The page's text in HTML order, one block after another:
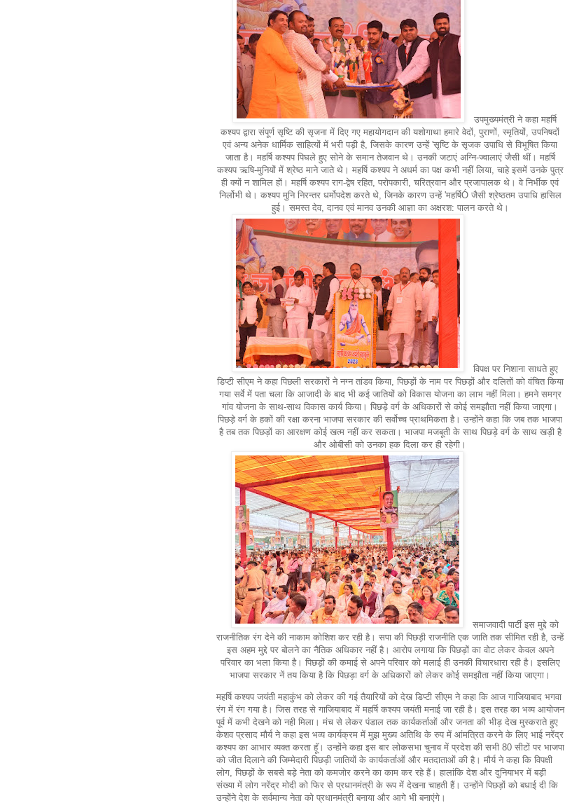
उपमुख्यमंत्री ने कहा महर्षि
कश्यप द्वारा संपूर्ण सृष्टि की सृजना में दिए गए महायोगदान की यशोगाथा हमारे वेदों, पुराणों, स्मृतियों, उपनिषदों
एवं अन्य अनेक धार्मिक साहित्यों में भरी पड़ी है, जिसके कारण उन्हें 'सृष्टि के सृजक उपाधि से विभूषित किया
जाता है। महर्षि कश्यप पिघले हुए सोने के समान तेजवान थे। उनकी जटाएं अग्नि-ज्वालाएं जैसी थीं। महर्षि
कश्यप ऋषि-मुनियों में श्रेष्ठ माने जाते थे। महर्षि कश्यप ने अधर्म का पक्ष कभी नहीं लिया, चाहे इसमें उनके पुत्र
ही क्यों न शामिल हों। महर्षि कश्यप राग-द्वेष रहित, परोपकारी, चरित्रवान और प्रजापालक थे। वे निर्भीक एवं
निर्लोभी थे। कश्यप मुनि निरन्तर धर्मोपदेश करते थे, जिनके कारण उन्हें 'महर्षिÓ जैसी श्रेष्ठतम उपाधि हासिल
हुई। समस्त देव, दानव एवं मानव उनकी आज्ञा का अक्षरश: पालन करते थे।
विपक्ष पर निशाना साधते हुए
डिप्टी सीएम ने कहा पिछली सरकारों ने नग्न तांडव किया, पिछड़ों के नाम पर पिछड़ों और दलितों को वंचित किया
गया सर्वे में पता चला कि आजादी के बाद भी कई जातियों को विकास योजना का लाभ नहीं मिला। हमने समग्र
गांव योजना के साथ-साथ विकास कार्य किया। पिछड़े वर्ग के अधिकारों से कोई समझौता नहीं किया जाएगा।
पिछड़े वर्ग के हकों की रक्षा करना भाजपा सरकार की सर्वोच्च प्राथमिकता है। उन्होंने कहा कि जब तक भाजपा
है तब तक पिछड़ों का आरक्षण कोई खत्म नहीं कर सकता। भाजपा मजबूती के साथ पिछड़े वर्ग के साथ खड़ी है
और ओबीसी को उनका हक दिला कर ही रहेगी।
समाजवादी पार्टी इस मुद्दे को
राजनीतिक रंग देने की नाकाम कोशिश कर रही है। सपा की पिछड़ी राजनीति एक जाति तक सीमित रही है, उन्हें
इस अहम मुद्दे पर बोलने का नैतिक अधिकार नहीं है। आरोप लगाया कि पिछड़ों का वोट लेकर केवल अपने
परिवार का भला किया है। पिछड़ों की कमाई से अपने परिवार को मलाई ही उनकी विचारधारा रही है। इसलिए
भाजपा सरकार नें तय किया है कि पिछड़ा वर्ग के अधिकारों को लेकर कोई समझौता नहीं किया जाएगा।
महर्षि कश्यप जयंती महाकुंभ को लेकर की गई तैयारियों को देख डिप्टी सीएम ने कहा कि आज गाजियाबाद भगवा
रंग में रंग गया है। जिस तरह से गाजियाबाद में महर्षि कश्यप जयंती मनाई जा रही है। इस तरह का भव्य आयोजन
पूर्व में कभी देखने को नही मिला। मंच से लेकर पंडाल तक कार्यकर्ताओं और जनता की भीड़ देख मुस्कराते हुए
केशव प्रसाद मौर्य ने कहा इस भव्य कार्यक्रम में मुझ मुख्य अतिथि के रुप में आंमत्रित करने के लिए भाई नरेंद्र
कश्यप का आभार व्यक्त करता हूॅ। उन्होंने कहा इस बार लोकसभा चुनाव में प्रदेश की सभी 80 सीटों पर भाजपा
को जीत दिलाने की जिम्मेदारी पिछड़ी जातियों के कार्यकर्ताओं और मतदाताओं की है। मौर्य ने कहा कि विपक्षी
लोग, पिछड़ों के सबसे बड़े नेता को कमजोर करने का काम कर रहे हैं। हालांकि देश और दुनियाभर में बड़ी
संख्या में लोग नरेंद्र मोदी को फिर से प्रधानमंत्री के रूप में देखना चाहती हैं। उन्होंने पिछड़ों को बधाई दी कि
उन्होंने देश के सर्वमान्य नेता को प्रधानमंत्री बनाया और आगे भी बनाएंगे।